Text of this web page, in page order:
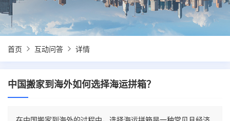
首页 互动问答 详情
中国搬家到海外如何选择海运拼箱？